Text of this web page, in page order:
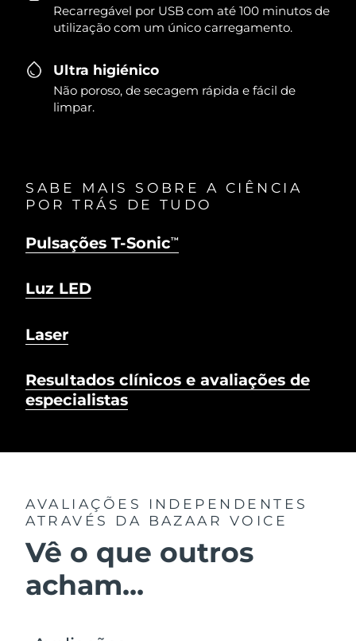
Recarregável por USB com até 100 minutos de
utilização com um único carregamento.
Ultra higiénico
Não poroso, de secagem rápida e fácil de
limpar.
SABE MAIS SOBRE A CIÊNCIA
POR TRÁS DE TUDO
Pulsações T-SonicTM
Luz LED
Laser
Resultados clínicos e avaliações de
especialistas
AVALIAÇÕES INDEPENDENTES
ATRAVÉS DA BAZAAR VOICE
Vê o que outros
acham...